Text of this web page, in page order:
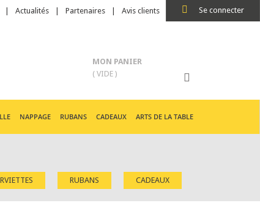
Se connecter
Actualités Partenaires Avis clients
MON PANIER
( VIDE )
NAPPAGE RUBANS CADEAUX ARTS DE LA TABLE
RUBANS CADEAUX